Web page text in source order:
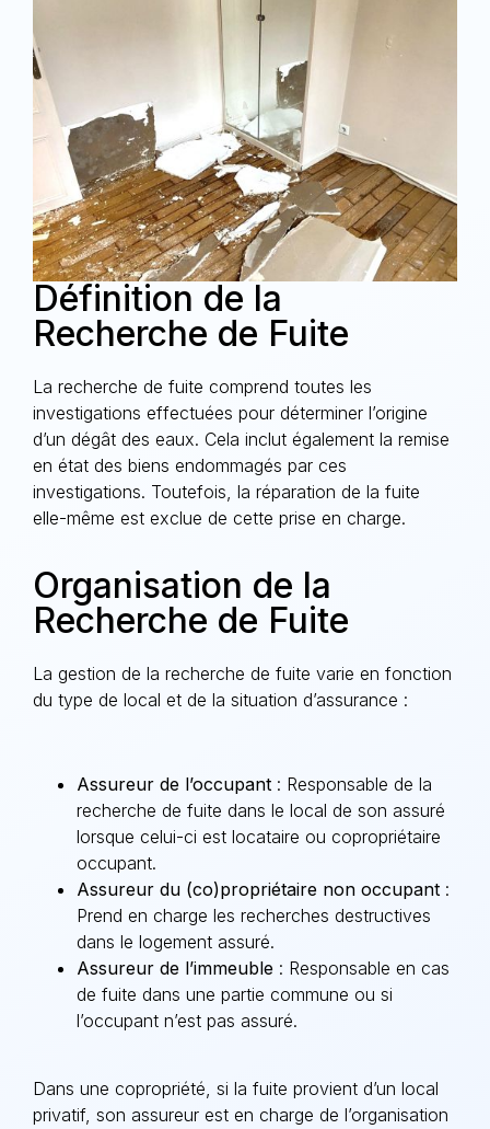
Définition de la
Recherche de Fuite
La recherche de fuite comprend toutes les
investigations effectuées pour déterminer l’origine
d’un dégât des eaux. Cela inclut également la remise
en état des biens endommagés par ces
investigations. Toutefois, la réparation de la fuite
elle-même est exclue de cette prise en charge.
Organisation de la
Recherche de Fuite
La gestion de la recherche de fuite varie en fonction
du type de local et de la situation d’assurance :
Assureur de l’occupant : Responsable de la
recherche de fuite dans le local de son assuré
lorsque celui-ci est locataire ou copropriétaire
occupant.
Assureur du (co)propriétaire non occupant :
Prend en charge les recherches destructives
dans le logement assuré.
Assureur de l’immeuble : Responsable en cas
de fuite dans une partie commune ou si
l’occupant n’est pas assuré.
Dans une copropriété, si la fuite provient d’un local
privatif, son assureur est en charge de l’organisation